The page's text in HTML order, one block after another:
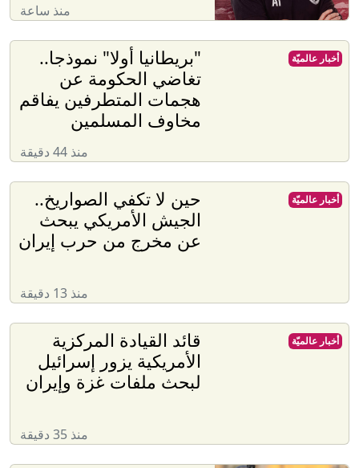
منذ ساعة
"بريطانيا أولا" نموذجا..
تغاضي الحكومة عن
هجمات المتطرفين يفاقم
مخاوف المسلمين
منذ 44 دقيقة
أخبار عالميّة
حين لا تكفي الصواريخ..
الجيش الأمريكي يبحث
عن مخرج من حرب إيران
منذ 13 دقيقة
أخبار عالميّة
قائد القيادة المركزية
الأمريكية يزور إسرائيل
لبحث ملفات غزة وإيران
منذ 35 دقيقة
أخبار عالميّة